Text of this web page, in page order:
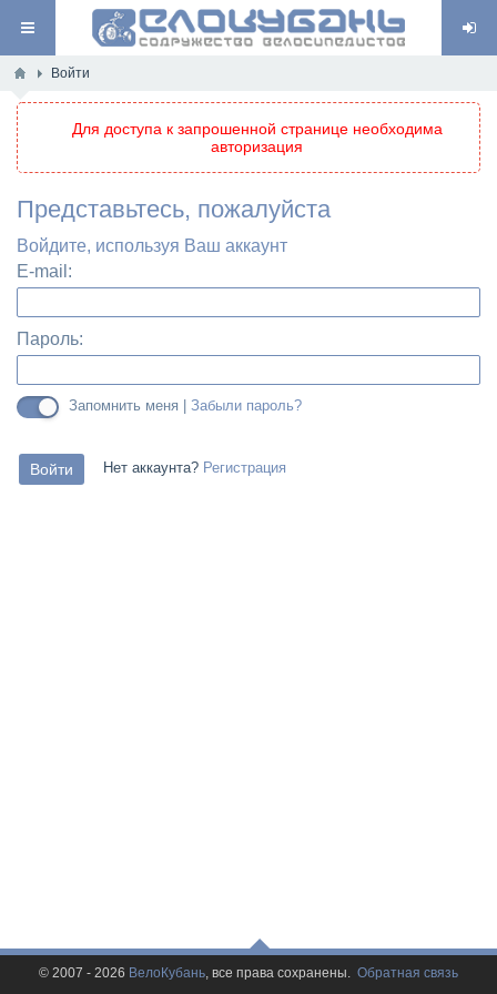
Войти
Для доступа к запрошенной странице необходима
авторизация
Представьтесь, пожалуйста
Войдите, используя Ваш аккаунт
E-mail:
Пароль:
Запомнить меня | Забыли пароль?
Нет аккаунта? Регистрация
© 2007 - 2026 ВелоКубань, все права сохранены. Обратная связь